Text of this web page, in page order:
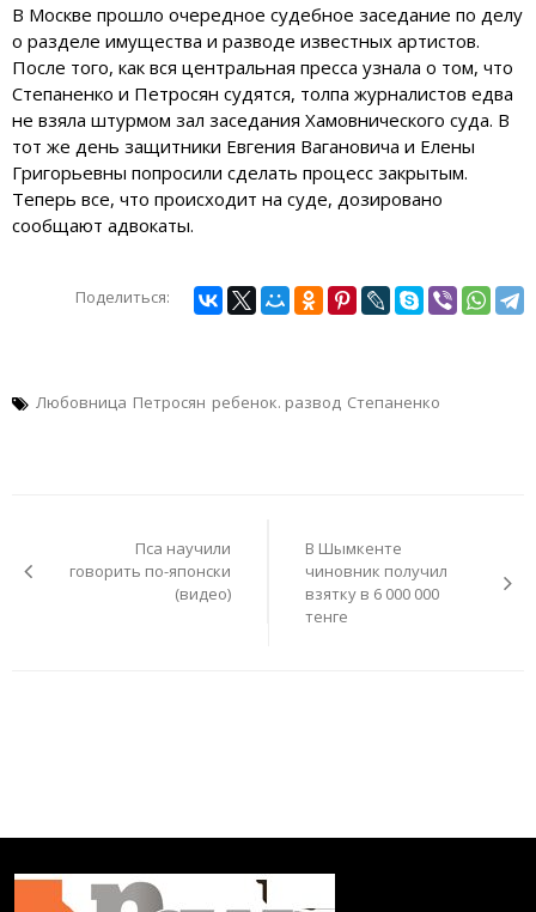
В Москве прошло очередное судебное заседание по делу
о разделе имущества и разводе известных артистов.
После того, как вся центральная пресса узнала о том, что
Степаненко и Петросян судятся, толпа журналистов едва
не взяла штурмом зал заседания Хамовнического суда. В
тот же день защитники Евгения Вагановича и Елены
Григорьевны попросили сделать процесс закрытым.
Теперь все, что происходит на суде, дозировано
сообщают адвокаты.
Поделиться:
Любовница Петросян ребенок. развод Степаненко
записям
Пса научили
говорить по-японски
(видео)
В Шымкенте
чиновник получил
взятку в 6 000 000
тенге